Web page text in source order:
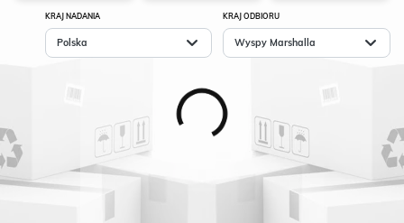
KRAJ NADANIA
Polska
KRAJ ODBIORU
Wyspy Marshalla